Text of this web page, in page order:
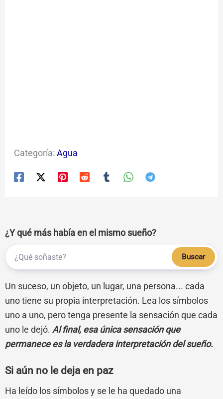
Categoría: Agua
¿Y qué más había en el mismo sueño?
Buscar
Un suceso, un objeto, un lugar, una persona... cada
uno tiene su propia interpretación. Lea los símbolos
uno a uno, pero tenga presente la sensación que cada
uno le dejó. Al final, esa única sensación que
permanece es la verdadera interpretación del sueño.
Si aún no le deja en paz
Ha leído los símbolos y se le ha quedado una